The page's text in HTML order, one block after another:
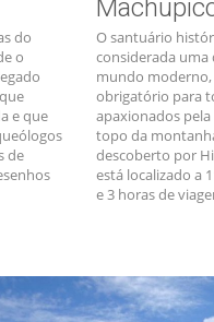
do
o
e que
de
O santuário
considerada uma
mundo
obrigatório para
apaxionados
topo da
descoberto por
está localizado a
e 3 horas de